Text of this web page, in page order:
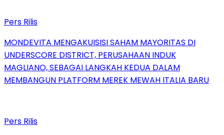
Pers Rilis
MONDEVITA MENGAKUISISI SAHAM MAYORITAS DI
UNDERSCORE DISTRICT, PERUSAHAAN INDUK
MAGLIANO, SEBAGAI LANGKAH KEDUA DALAM
MEMBANGUN PLATFORM MEREK MEWAH ITALIA BARU
Pers Rilis